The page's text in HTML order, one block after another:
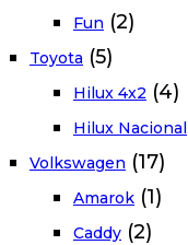
Fun (2)
Toyota (5)
Hilux 4x2 (4)
Hilux Nacional
Volkswagen (17)
Amarok (1)
Caddy (2)